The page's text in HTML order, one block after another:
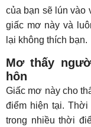
của bạn sẽ lún vào
giấc mơ này và
lại không thích bạn.
Mơ thấy
hôn
Giấc mơ này cho
điểm hiện tại.
trong nhiều thời